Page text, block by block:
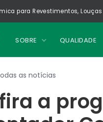
para Revestimentos,
SOBRE QUALIDADE
as notícias
a